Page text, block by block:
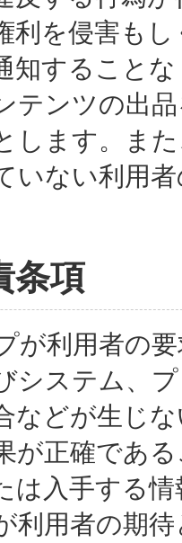
利を侵害も
知すること
テンツの出
します。ま
いない利用
条項
が利用者の
システム、
などが生じ
が正確であ
は入手する
利用者の期